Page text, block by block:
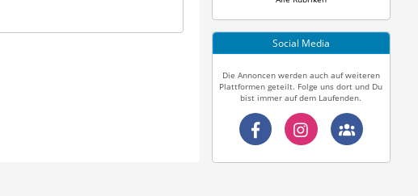
Social Media
Die Annoncen werden auch auf weiteren
Plattformen geteilt. Folge uns dort und Du
bist immer auf dem Laufenden.